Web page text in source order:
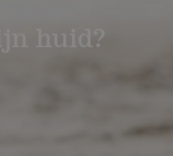
huid?